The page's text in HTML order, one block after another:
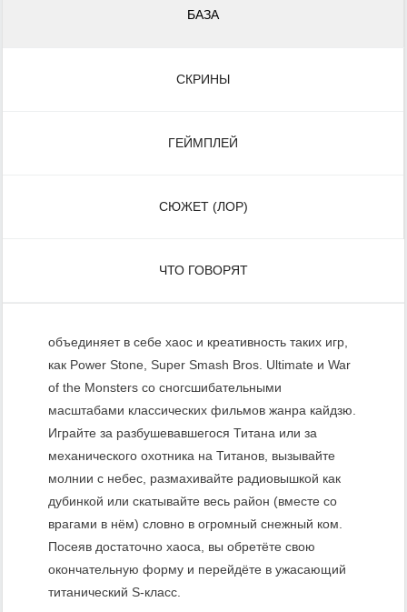
БАЗА
СКРИНЫ
ГЕЙМПЛЕЙ
СЮЖЕТ (ЛОР)
ЧТО ГОВОРЯТ
объединяет в себе хаос и креативность таких игр,
как Power Stone, Super Smash Bros. Ultimate и War
of the Monsters со сногсшибательными
масштабами классических фильмов жанра кайдзю.
Играйте за разбушевавшегося Титана или за
механического охотника на Титанов, вызывайте
молнии с небес, размахивайте радиовышкой как
дубинкой или скатывайте весь район (вместе со
врагами в нём) словно в огромный снежный ком.
Посеяв достаточно хаоса, вы обретёте свою
окончательную форму и перейдёте в ужасающий
титанический S-класс.